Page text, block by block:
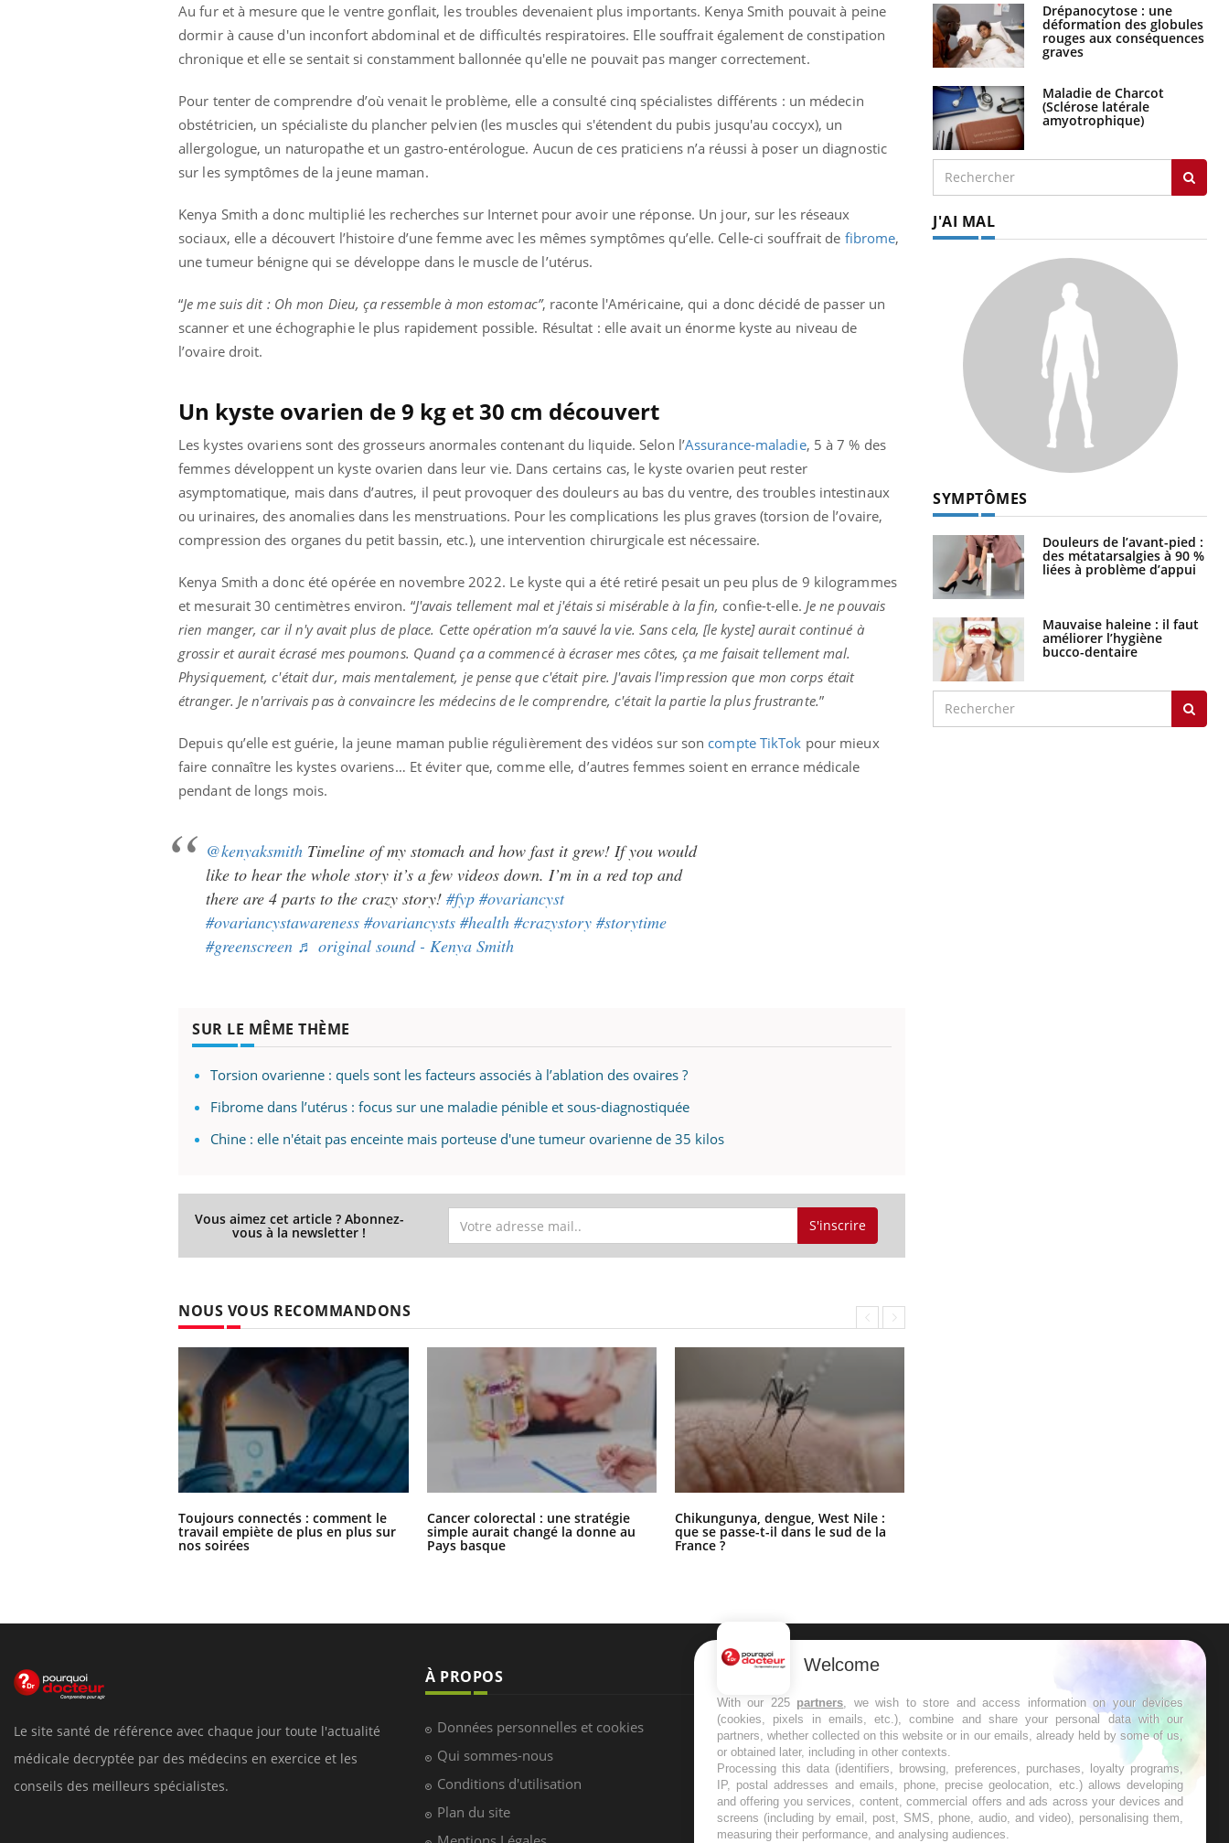
Au fur et à mesure que le ventre gonflait, les troubles devenaient plus importants. Kenya Smith pouvait à peine
dormir à cause d'un inconfort abdominal et de difficultés respiratoires. Elle souffrait également de constipation
chronique et elle se sentait si constamment ballonnée qu'elle ne pouvait pas manger correctement.
Pour tenter de comprendre d’où venait le problème, elle a consulté cinq spécialistes différents : un médecin
obstétricien, un spécialiste du plancher pelvien (les muscles qui s'étendent du pubis jusqu'au coccyx), un
allergologue, un naturopathe et un gastro-entérologue. Aucun de ces praticiens n’a réussi à poser un diagnostic
sur les symptômes de la jeune maman.
Kenya Smith a donc multiplié les recherches sur Internet pour avoir une réponse. Un jour, sur les réseaux
sociaux, elle a découvert l’histoire d’une femme avec les mêmes symptômes qu’elle. Celle-ci souffrait de fibrome,
une tumeur bénigne qui se développe dans le muscle de l’utérus.
“Je me suis dit : Oh mon Dieu, ça ressemble à mon estomac”, raconte l'Américaine, qui a donc décidé de passer un
scanner et une échographie le plus rapidement possible. Résultat : elle avait un énorme kyste au niveau de
l’ovaire droit.
Un kyste ovarien de 9 kg et 30 cm découvert
Les kystes ovariens sont des grosseurs anormales contenant du liquide. Selon l’Assurance-maladie, 5 à 7 % des
femmes développent un kyste ovarien dans leur vie. Dans certains cas, le kyste ovarien peut rester
asymptomatique, mais dans d’autres, il peut provoquer des douleurs au bas du ventre, des troubles intestinaux
ou urinaires, des anomalies dans les menstruations. Pour les complications les plus graves (torsion de l’ovaire,
compression des organes du petit bassin, etc.), une intervention chirurgicale est nécessaire.
Kenya Smith a donc été opérée en novembre 2022. Le kyste qui a été retiré pesait un peu plus de 9 kilogrammes
et mesurait 30 centimètres environ. “J'avais tellement mal et j'étais si misérable à la fin, confie-t-elle. Je ne pouvais
rien manger, car il n'y avait plus de place. Cette opération m’a sauvé la vie. Sans cela, [le kyste] aurait continué à
grossir et aurait écrasé mes poumons. Quand ça a commencé à écraser mes côtes, ça me faisait tellement mal.
Physiquement, c'était dur, mais mentalement, je pense que c'était pire. J'avais l'impression que mon corps était
étranger. Je n'arrivais pas à convaincre les médecins de le comprendre, c'était la partie la plus frustrante.”
Depuis qu’elle est guérie, la jeune maman publie régulièrement des vidéos sur son compte TikTok pour mieux
faire connaître les kystes ovariens… Et éviter que, comme elle, d’autres femmes soient en errance médicale
pendant de longs mois.
@kenyaksmith Timeline of my stomach and how fast it grew! If you would
like to hear the whole story it’s a few videos down. I’m in a red top and
there are 4 parts to the crazy story! #fyp #ovariancyst
#ovariancystawareness #ovariancysts #health #crazystory #storytime
#greenscreen ♬ original sound - Kenya Smith
SUR LE MÊME THÈME
Torsion ovarienne : quels sont les facteurs associés à l’ablation des ovaires ?
Fibrome dans l’utérus : focus sur une maladie pénible et sous-diagnostiquée
Chine : elle n'était pas enceinte mais porteuse d'une tumeur ovarienne de 35 kilos
Vous aimez cet article ? Abonnez-
vous à la newsletter ! S'inscrire
NOUS VOUS RECOMMANDONS
Toujours connectés : comment le
travail empiète de plus en plus sur
nos soirées
Cancer colorectal : une stratégie
simple aurait changé la donne au
Pays basque
Chikungunya, dengue, West Nile :
que se passe-t-il dans le sud de la
France ?
Drépanocytose : une
déformation des globules
rouges aux conséquences
graves
Maladie de Charcot
(Sclérose latérale
amyotrophique)
J'AI MAL
SYMPTÔMES
Douleurs de l’avant-pied :
des métatarsalgies à 90 %
liées à problème d’appui
Mauvaise haleine : il faut
améliorer l’hygiène
bucco-dentaire
Le site santé de référence avec chaque jour toute l'actualité
médicale decryptée par des médecins en exercice et les
conseils des meilleurs spécialistes.
À PROPOS
Données personnelles et cookies
Qui sommes-nous
Conditions d'utilisation
Plan du site
NEWSLETTER
Recevez toutes les semaines les meilleures
infos santé
S'INSCRIRE
Welcome
With our 225 partners, we wish to store and access information on your devices
(cookies, pixels in emails, etc.), combine and share your personal data with our
partners, whether collected on this website or in our emails, already held by some of us,
or obtained later, including in other contexts.
Processing this data (identifiers, browsing, preferences, purchases, loyalty programs,
IP, postal addresses and emails, phone, precise geolocation, etc.) allows developing
and offering you services, content, commercial offers and ads across your devices and
screens (including by email, post, SMS, phone, audio, and video), personalising them,
measuring their performance, and analysing audiences.